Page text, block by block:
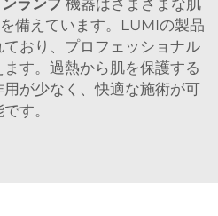
備えています。LUMIの製品
おり、プロフェッショナル
す。過熱から肌を保護する
が少なく、快適な施術が可
す。